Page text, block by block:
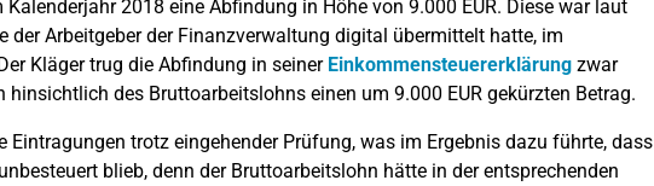
Kalenderjahr 2018 eine Abfindung in Höhe von 9.000 EUR. Diese war laut
der Arbeitgeber der Finanzverwaltung digital übermittelt hatte, im
Kläger trug die Abfindung in seiner Einkommensteuererklärung zwar
hinsichtlich des Bruttoarbeitslohns einen um 9.000 EUR gekürzten Betrag.
Eintragungen trotz eingehender Prüfung, was im Ergebnis dazu führte, dass
blieb, denn der Bruttoarbeitslohn hätte in der entsprechenden